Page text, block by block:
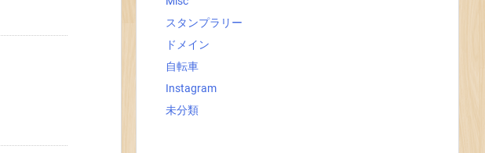
スタンプラリー
ドメイン
自転車
Instagram
未分類